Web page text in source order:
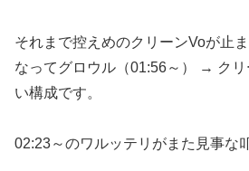
それまで控えめのクリーンVoが止
なってグロウル（01:56～） → ク
い構成です。
02:23～のワルッテリがまた見事な